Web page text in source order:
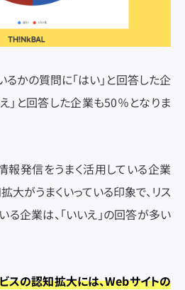
かの質問に「はい」と回答した企
え」と回答した企業も50％となりま
報発信をうまく活用している企業
大がうまくいっている印象で、リス
る企業は、「いいえ」の回答が多い
スの認知拡大には、Webサイトの